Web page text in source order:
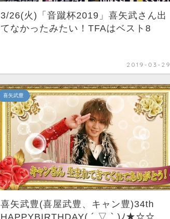
3/26(火)「音蹴杯2019」喜矢武さん出
てなかったみたい！TFAはベスト8
2019-03-29
喜矢武豊
喜矢武豊(喜屋武豊、キャン豊)34th